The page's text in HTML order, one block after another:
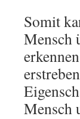
Somit
Mensch
Mensch